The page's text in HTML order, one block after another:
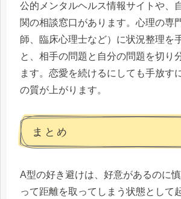
公的メンタルヘルス情報サイトや、
関の相談窓口があります。心理の専
師、臨床心理士など）に状況整理を
と、相手の問題と自分の問題を切り
ます。恋愛を続けるにしても手放す
の質が上がります。
まとめ
A型の好き避けは、好意があるのに
って距離を取ってしまう状態として